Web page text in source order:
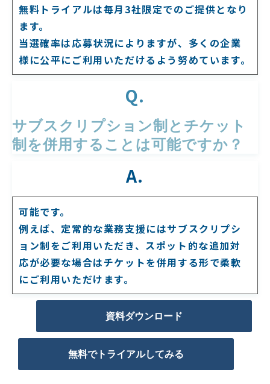
無料トライアルは毎月3社限定でのご提供となり
ます。
当選確率は応募状況によりますが、多くの企業
様に公平にご利用いただけるよう努めています。
Q.
サブスクリプション制とチケット
制を併用することは可能ですか？
A.
可能です。
例えば、定常的な業務支援にはサブスクリプシ
ョン制をご利用いただき、スポット的な追加対
応が必要な場合はチケットを併用する形で柔軟
にご利用いただけます。
資料ダウンロード
無料でトライアルしてみる